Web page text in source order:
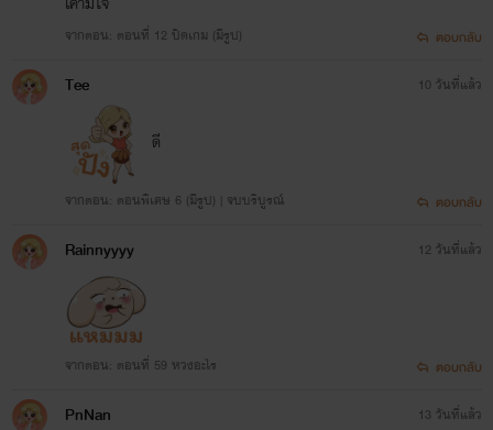
จากตอน: ตอนที่ 12 ปิดเกม (มีรูป) ตอบกลับ
Tee
ดี
จากตอน: ตอนพิเศษ 6 (มีรูป) | จบบริบูรณ์
10 วันที่แล้ว
ตอบกลับ
Rainnyyyy
จากตอน: ตอนที่ 59 หวงอะไร
12 วันที่แล้ว
ตอบกลับ
PnNan 13 วันที่แล้ว